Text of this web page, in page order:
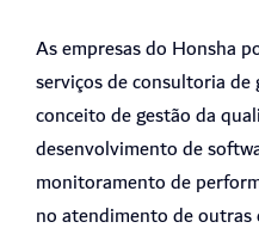
As empresas do Honsha
serviços de consultoria
conceito de gestão da
desenvolvimento de
monitoramento de
no atendimento de outras